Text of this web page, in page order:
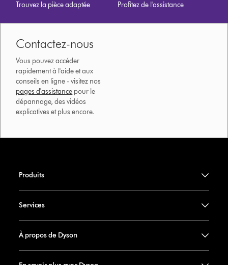
Trouvez la pièce adaptée Profitez de l'assistance
Contactez-nous
Vous pouvez accéder
rapidement à l'aide et aux
conseils en ligne - visitez nos
pages d'assistance pour le
dépannage, des vidéos
explicatives et plus encore.
Produits
Services
À propos de Dyson